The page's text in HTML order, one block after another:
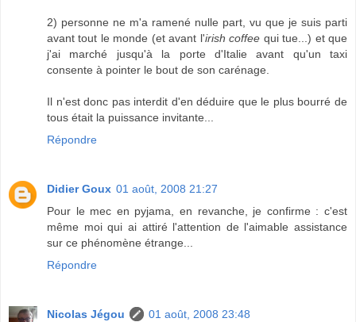
2) personne ne m'a ramené nulle part, vu que je suis parti
avant tout le monde (et avant l'irish coffee qui tue...) et que
j'ai marché jusqu'à la porte d'Italie avant qu'un taxi
consente à pointer le bout de son carénage.
Il n'est donc pas interdit d'en déduire que le plus bourré de
tous était la puissance invitante...
Répondre
Didier Goux 01 août, 2008 21:27
Pour le mec en pyjama, en revanche, je confirme : c'est
même moi qui ai attiré l'attention de l'aimable assistance
sur ce phénomène étrange...
Répondre
Nicolas Jégou
01 août, 2008 23:48